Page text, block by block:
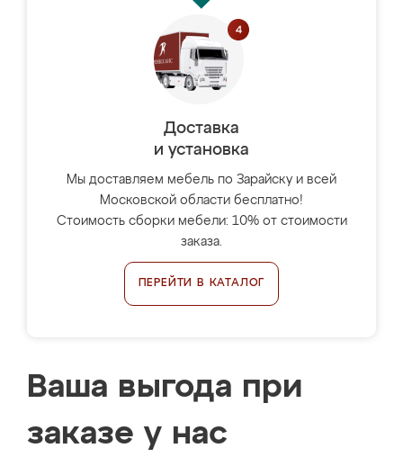
Доставка
и установка
Мы доставляем мебель по Зарайску и всей
Московской области бесплатно!
Стоимость сборки мебели: 10% от стоимости
заказа.
ПЕРЕЙТИ В КАТАЛОГ
Ваша выгода при
заказе у нас